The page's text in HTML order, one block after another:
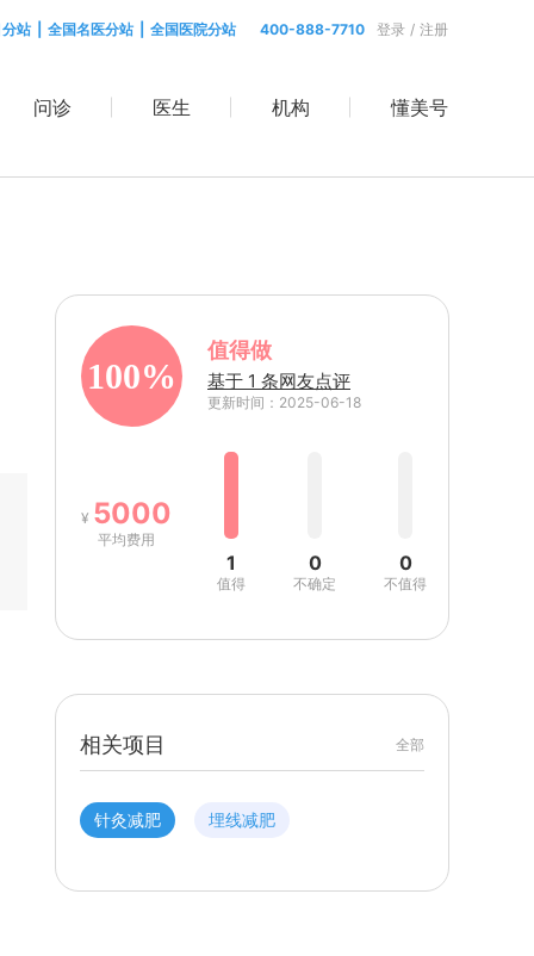
站 全国名医分站 全国医院分站 400-888-7710 登录 / 注册
问诊 医生 机构 懂美号
100%
值得做
基于 1 条网友点评
更新时间：2025-06-18
¥ 5000
平均费用
1
值得
0
不确定
0
不值得
相关项目 全部
针灸减肥 埋线减肥